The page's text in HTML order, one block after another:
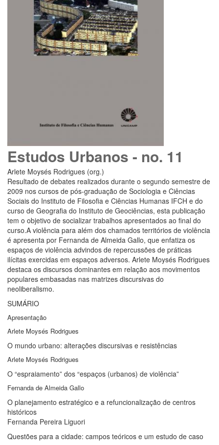
Estudos Urbanos - no. 11
Arlete Moysés Rodrigues (org.)
Resultado de debates realizados durante o segundo semestre de
2009 nos cursos de pós-graduação de Sociologia e Ciências
Sociais do Instituto de Filosofia e Ciências Humanas IFCH e do
curso de Geografia do Instituto de Geociências, esta publicação
tem o objetivo de socializar trabalhos apresentados ao final do
curso.A violência para além dos chamados territórios de violência
é apresenta por Fernanda de Almeida Gallo, que enfatiza os
espaços de violência advindos de repercussões de práticas
ilícitas exercidas em espaços adversos. Arlete Moysés Rodrigues
destaca os discursos dominantes em relação aos movimentos
populares embasadas nas matrizes discursivas do
neoliberalismo.
SUMÁRIO
Apresentação
Arlete Moysés Rodrigues
O mundo urbano: alterações discursivas e resistências
Arlete Moysés Rodrigues
O “espraiamento” dos “espaços (urbanos) de violência”
Fernanda de Almeida Gallo
O planejamento estratégico e a refuncionalização de centros
históricos
Fernanda Pereira Liguori
Questões para a cidade: campos teóricos e um estudo de caso